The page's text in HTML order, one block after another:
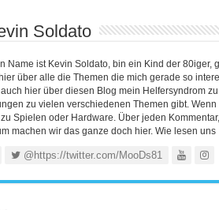
Soldato
Name ist Kevin Soldato, bin ein Kind der 80iger,
über alle die Themen die mich gerade so
hier über diesen Blog mein Helfersyndrom
zu vielen verschiedenen Themen gibt.
Spielen oder Hardware. Über jeden
machen wir das ganze doch hier. Wie lesen
@https://twitter.com/MooDs81